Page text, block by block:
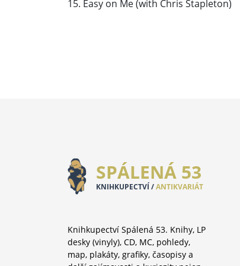
15. Easy on Me (with Chris Stapleton)
SPÁLENÁ 53
KNIHKUPECTVÍ /ANTIKVARIÁT
Knihkupectví Spálená 53. Knihy, LP
desky (vinyly), CD, MC, pohledy,
map, plakáty, grafiky, časopisy a